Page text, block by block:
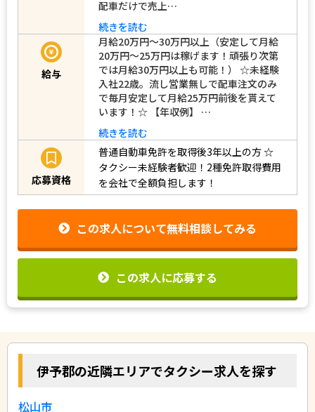
配車だけで売上…
続きを読む
給与
月給20万円～30万円以上（安定して月給
20万円～25万円は稼げます！頑張り次第
では月給30万円以上も可能！） ☆未経験
入社22歳。流し営業無しで配車注文のみ
で毎月安定して月給25万円前後を貰えて
います！☆ 【年収例】 …
続きを読む
応募資格
普通自動車免許を取得後3年以上の方☆
タクシー未経験者歓迎！2種免許取得費用
を会社で全額負担します！
この求人について無料相談してみる
この求人に応募する
伊予郡の近隣エリアでタクシー求人を探す
松山市